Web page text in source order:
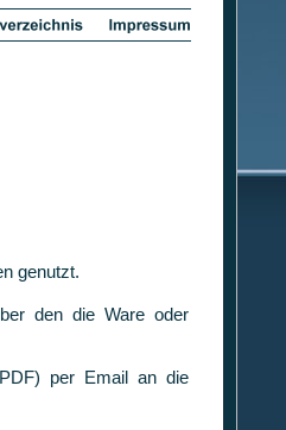
genutzt.
den die Ware oder
per Email an die